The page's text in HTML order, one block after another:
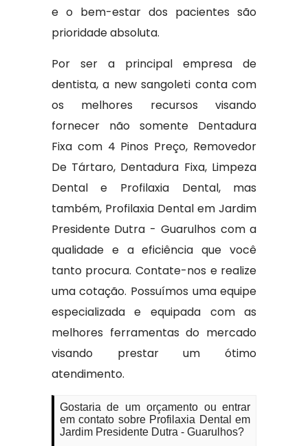
e o bem-estar dos pacientes são
prioridade absoluta.
Por ser a principal empresa de
dentista, a new sangoleti conta com
os melhores recursos visando
fornecer não somente Dentadura
Fixa com 4 Pinos Preço, Removedor
De Tártaro, Dentadura Fixa, Limpeza
Dental e Profilaxia Dental, mas
também, Profilaxia Dental em Jardim
Presidente Dutra - Guarulhos com a
qualidade e a eficiência que você
tanto procura. Contate-nos e realize
uma cotação. Possuímos uma equipe
especializada e equipada com as
melhores ferramentas do mercado
visando prestar um ótimo
atendimento.
Gostaria de um orçamento ou entrar
em contato sobre Profilaxia Dental em
Jardim Presidente Dutra - Guarulhos?